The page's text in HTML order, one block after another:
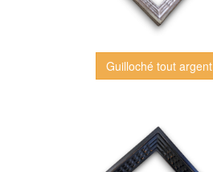
Guilloché tout argent